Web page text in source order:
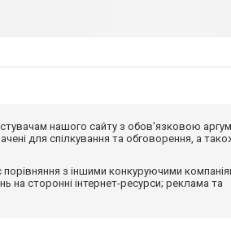
нашого сайту з обов'язковою
для спілкування та обговорення, а
з іншими конкуруючими
на сторонні інтернет-ресурси; реклама та